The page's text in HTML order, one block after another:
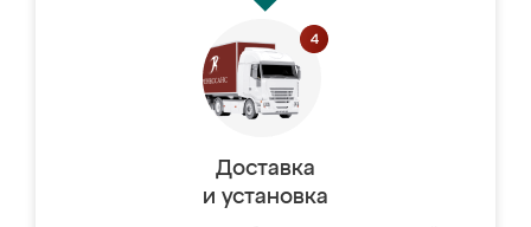
Доставка
и установка